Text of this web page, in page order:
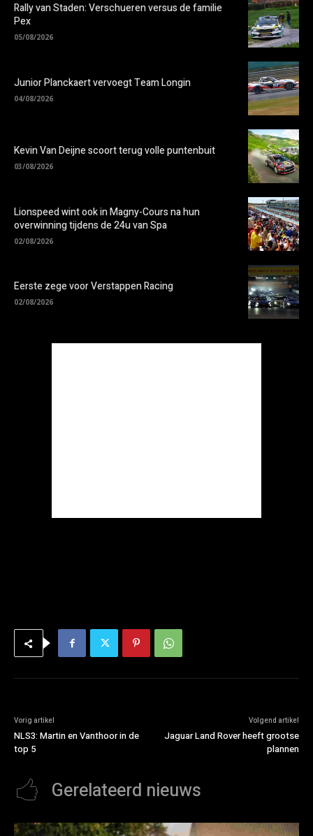
Rally van Staden: Verschueren versus de familie
Pex
05/08/2026
Junior Planckaert vervoegt Team Longin
04/08/2026
Kevin Van Deijne scoort terug volle puntenbuit
03/08/2026
Lionspeed wint ook in Magny-Cours na hun
overwinning tijdens de 24u van Spa
02/08/2026
Eerste zege voor Verstappen Racing
02/08/2026
Vorig artikel
NLS3: Martin en Vanthoor in de
top 5
Volgend artikel
Jaguar Land Rover heeft grootse
plannen
Gerelateerd nieuws